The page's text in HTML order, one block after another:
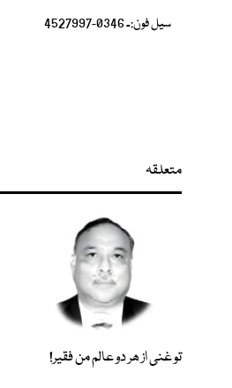
سیل فون:۔ 0346-4527997
متعلقہ
تو غنی از ھر دو عالم من فقیر!